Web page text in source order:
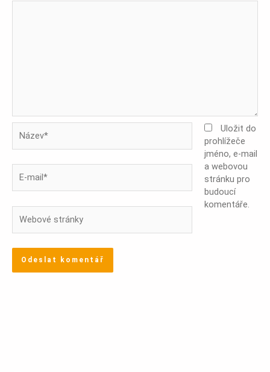
mail*
stránky
Uložit do
prohlížeče
jméno, e-mail
a webovou
stránku pro
budoucí
komentáře.